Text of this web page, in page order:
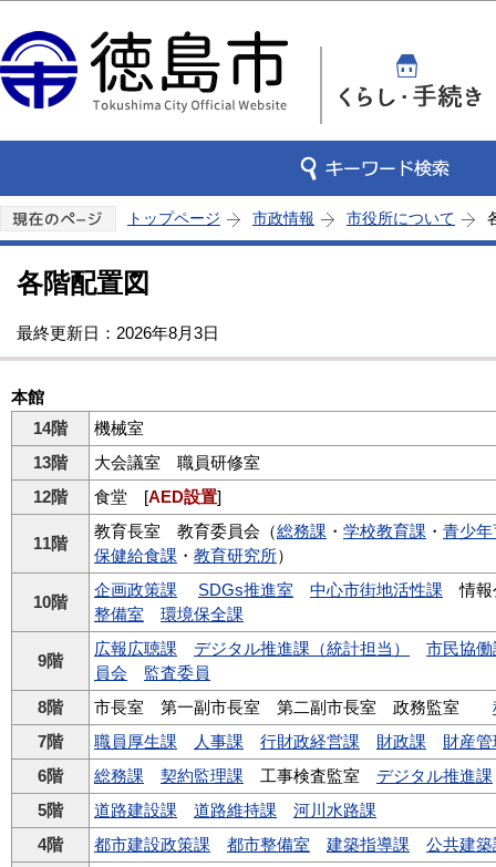
トップページ 市政情報 市役所について
各階配置図
最終更新日：2026年8月3日
本館 令和8年
14階
機械室
13階
大会議室 職員研修室
12階
食堂 [AED設置]
11階
教育長室 教育委員会（総務課 ・ 学校教育課 ・ 青少
保健給食課 ・ 教育研究所）
10階
企画政策課 SDGs推進室 中心市街地活性課 情報
整備室
環境保全課
9階
広報広聴課 デジタル推進課（統計担当）
市民協働
員会
監査委員
8階
市長室 第一副市長室 第二副市長室 政務監室
7階
職員厚生課 人事課 行財政経営課 財政課
財産
6階
総務課 契約監理課 工事検査監室 デジタル推進課
5階
道路建設課 道路維持課
河川水路課
4階
都市建設政策課 都市整備室 建築指導課 公共建築